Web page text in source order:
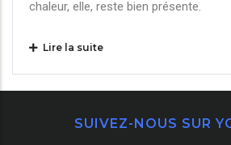
chaleur, elle, reste bien présente.
Lire la suite
SUIVEZ-NOUS SUR